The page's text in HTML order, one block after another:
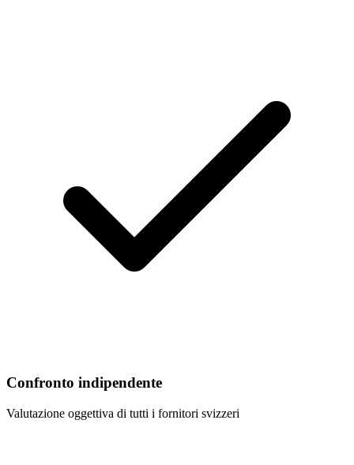
Confronto indipendente
Valutazione oggettiva di tutti i fornitori svizzeri